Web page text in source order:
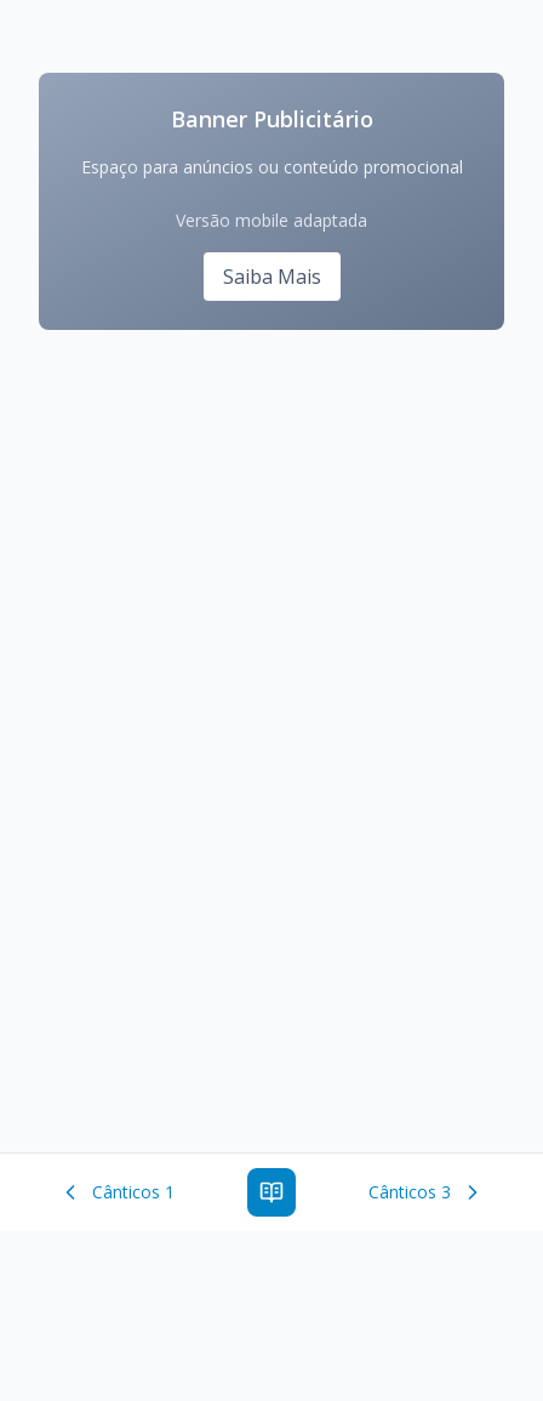
Banner Publicitário
Espaço para anúncios ou conteúdo promocional
Versão mobile adaptada
Saiba Mais
Cânticos 1 Cânticos 3